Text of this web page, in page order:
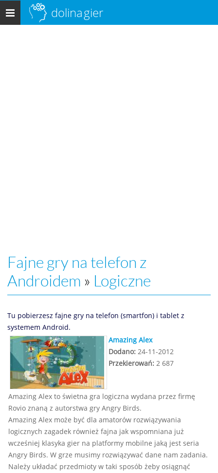
Menu
główne
dolinagier
Fajne gry na telefon z
Androidem » Logiczne
Tu pobierzesz fajne gry na telefon (smartfon) i tablet z
systemem Android.
Amazing Alex
Dodano: 24-11-2012
Przekierowań: 2 687
Amazing Alex to świetna gra logiczna wydana przez firmę
Rovio znaną z autorstwa gry Angry Birds.
Amazing Alex może być dla amatorów rozwiązywania
logicznych zagadek również fajna jak wspomniana już
wcześniej klasyka gier na platformy mobilne jaką jest seria
Angry Birds. W grze musimy rozwiązywać dane nam zadania.
Należy układać przedmioty w taki sposób żeby osiągnąć